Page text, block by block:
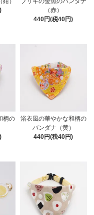
（赤）
440円(税40円)
柄の
浴衣風の華やかな和柄の
バンダナ（黄）
440円(税40円)